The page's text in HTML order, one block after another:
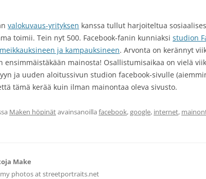
valokuvaus-yrityksen kanssa tullut harjoiteltua
toimii. Tein nyt 500. Facebook-fanin kunniaksi studion
ja kampauksineen. Arvonta on kerännyt
mainosta! Osallistumisaikaa on vielä
ja uuden aloitussivun studion facebook-sivulle
tämä kerää kuin ilman mainontaa oleva sivusto.
Maken höpinätavainsanoilla facebook,google, internet,
Make
my photos at streetportraits.net